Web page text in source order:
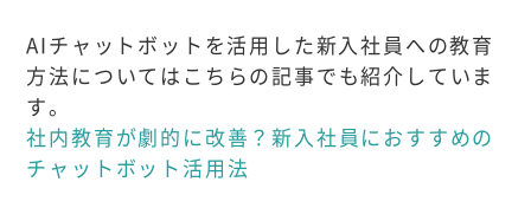
AIチャットボットを活用した新入社員への教育
方法についてはこちらの記事でも紹介していま
す。
社内教育が劇的に改善？新入社員におすすめの
チャットボット活用法